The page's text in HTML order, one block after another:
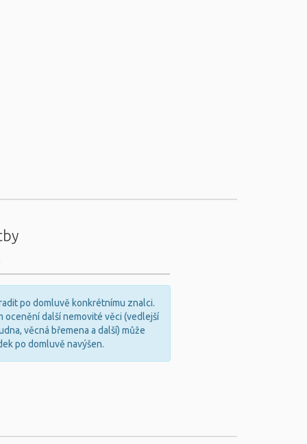
po domluvě konkrétnímu znalci.
ocenění další nemovité věci (vedlejší
věcná břemena a další) může
po domluvě navýšen.